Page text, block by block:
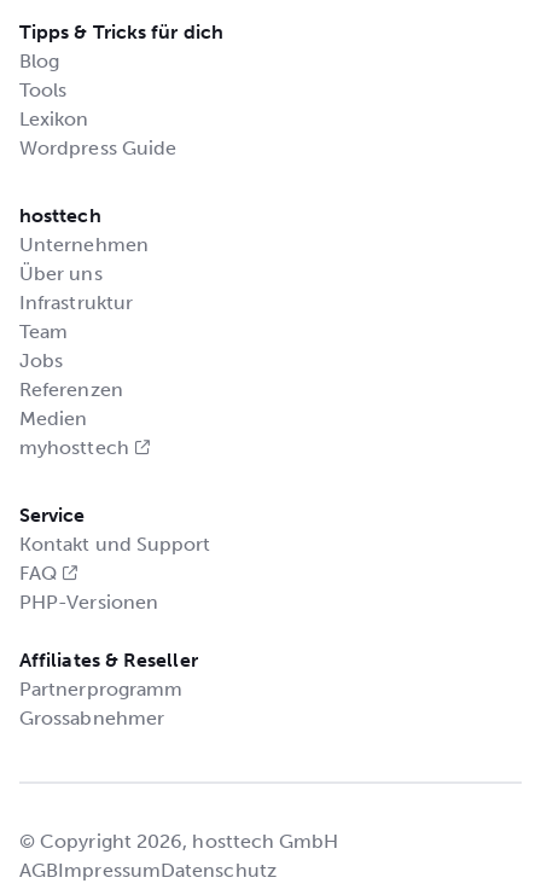
Tipps & Tricks für dich
Blog
Tools
Lexikon
Wordpress Guide
hosttech
Unternehmen
Über uns
Infrastruktur
Team
Jobs
Referenzen
Medien
myhosttech
Service
Kontakt und Support
FAQ
PHP-Versionen
Affiliates & Reseller
Partnerprogramm
Grossabnehmer
© Copyright 2026, hosttech GmbH
AGBImpressumDatenschutz